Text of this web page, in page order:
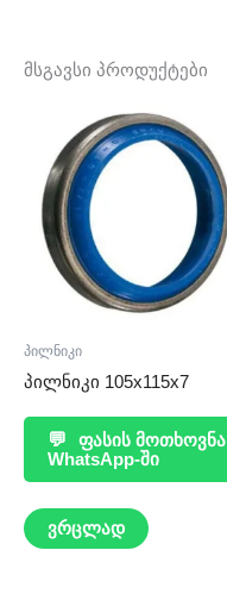
მსგავსი პროდუქტები
პილნიკი
პილნიკი 105x115x7
💬
ფასის მოთხოვნა
WhatsApp-ში
ვრცლად